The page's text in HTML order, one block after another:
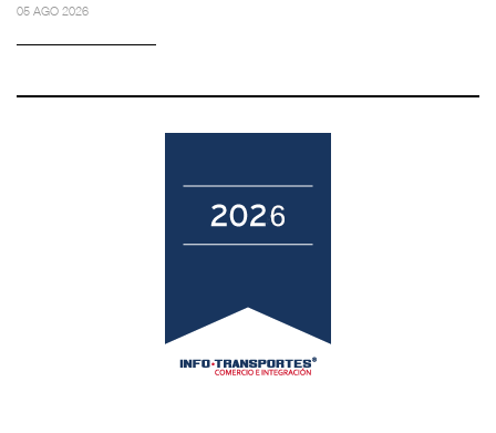
05 AGO 2026